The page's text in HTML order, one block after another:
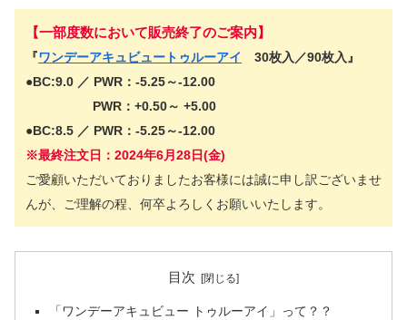
【一部度数において販売終了のご案内】
『ワンデーアキュビュートゥルーアイ
30枚入／90枚入』
●BC:9.0 ／ PWR：-5.25～-12.00
PWR：+0.50～ +5.00
●BC:8.5 ／ PWR：-5.25～-12.00
※最終注文日：2024年6月28日(金)
ご愛顧いただいておりましたお客様には誠に申し訳ございませ
んが、ご理解の程、何卒よろしくお願いいたします。
目次
「ワンデーアキュビュー トゥルーアイ」って？？